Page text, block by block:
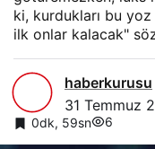
ki, kurdukları bu yoz
ilk onlar kalacak"
haberkurusu
31 Temmuz
0dk, 59sn 6